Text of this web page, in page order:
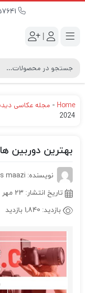
|
Home
- مجله عکاسی
2024
بهترین دوربین
نویسنده: Hadis maazi
تاریخ انتشار: 23 مهر 1403 (به روز رسانی در: 23 مهر 1403)
بازدید: 1,840 بازدید